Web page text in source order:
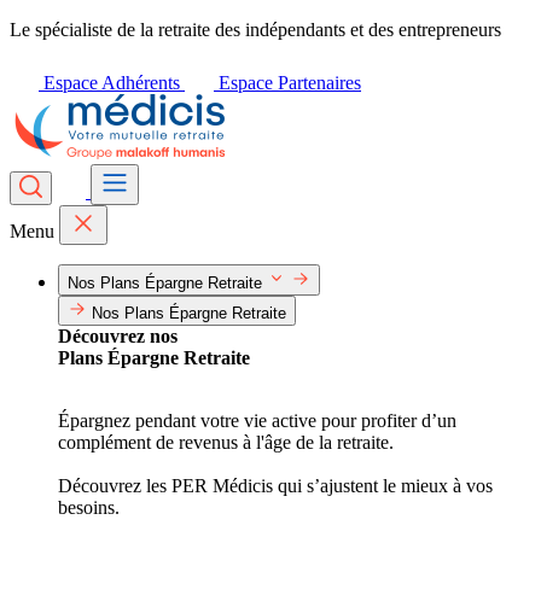
Le spécialiste de la retraite des indépendants et des entrepreneurs
Espace Adhérents Espace Partenaires
Menu
Nos Plans Épargne Retraite
Nos Plans Épargne Retraite
Découvrez nos
Plans Épargne Retraite
Épargnez pendant votre vie active pour profiter d’un
complément de revenus à l'âge de la retraite.
Découvrez les PER Médicis qui s’ajustent le mieux à vos
besoins.